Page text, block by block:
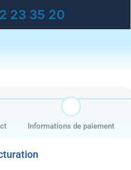
23 35 20
Informations de paiement